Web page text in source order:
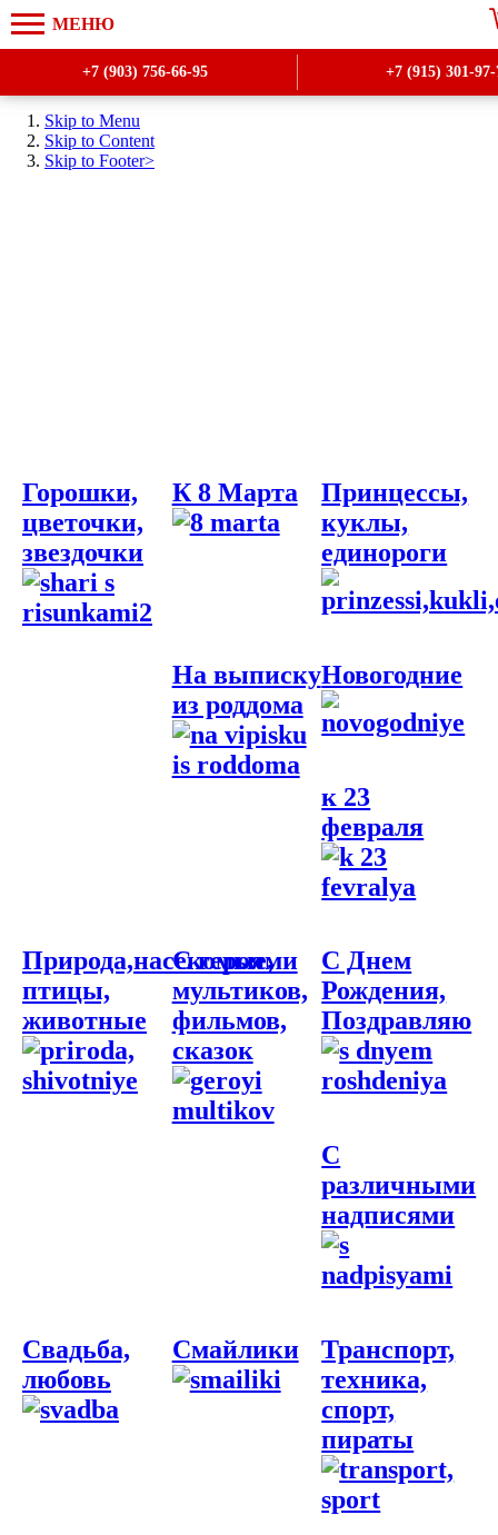
Skip to Menu
Skip to Content
Skip to Footer>
Горошки,
цветочки,
звездочки
К 8 Марта
Принцессы,
куклы,
единороги
На выписку
из роддома
Новогодние
к 23
февраля
Природа,насекомые,
птицы,
животные
С героями
мультиков,
фильмов,
сказок
С Днем
Рождения,
Поздравляю
С
различными
надписями
Свадьба,
любовь
Смайлики
Транспорт,
техника,
спорт,
пираты
МЕНЮ
+7 (903) 756-66-95 +7 (915) 301-97-